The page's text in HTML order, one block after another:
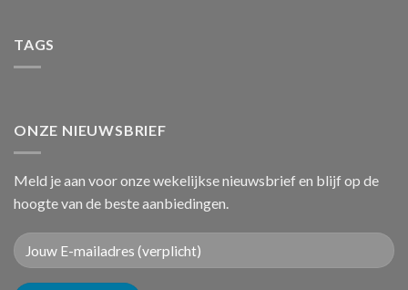
TAGS
ONZE NIEUWSBRIEF
Meld je aan voor onze wekelijkse nieuwsbrief en blijf op de
hoogte van de beste aanbiedingen.